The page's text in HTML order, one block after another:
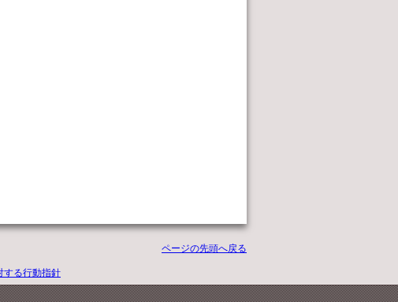
ページの先頭へ戻る
する行動指針